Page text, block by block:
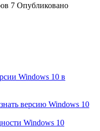
7 Опубликовано
Windows 10 в
версию Windows 10
Windows 10